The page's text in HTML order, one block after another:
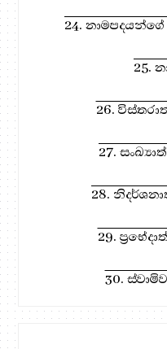
24.
25.
26.
27.
28.
29.
30.